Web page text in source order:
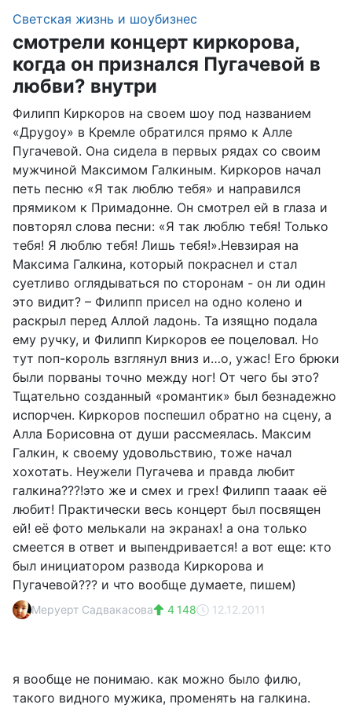
Светская жизнь и шоубизнес
смотрели концерт киркорова,
когда он признался Пугачевой в
любви? внутри
Филипп Киркоров на своем шоу под названием
«Друgoy» в Кремле обратился прямо к Алле
Пугачевой. Она сидела в первых рядах со своим
мужчиной Максимом Галкиным. Киркоров начал
петь песню «Я так люблю тебя» и направился
прямиком к Примадонне. Он смотрел ей в глаза и
повторял слова песни: «Я так люблю тебя! Только
тебя! Я люблю тебя! Лишь тебя!».Невзирая на
Максима Галкина, который покраснел и стал
суетливо оглядываться по сторонам - он ли один
это видит? – Филипп присел на одно колено и
раскрыл перед Аллой ладонь. Та изящно подала
ему ручку, и Филипп Киркоров ее поцеловал. Но
тут поп-король взглянул вниз и…о, ужас! Его брюки
были порваны точно между ног! От чего бы это?
Тщательно созданный «романтик» был безнадежно
испорчен. Киркоров поспешил обратно на сцену, а
Алла Борисовна от души рассмеялась. Максим
Галкин, к своему удовольствию, тоже начал
хохотать. Неужели Пугачева и правда любит
галкина???!это же и смех и грех! Филипп тааак её
любит! Практически весь концерт был посвящен
ей! её фото мелькали на экранах! а она только
смеется в ответ и выпендривается! а вот еще: кто
был инициатором развода Киркорова и
Пугачевой??? и что вообще думаете, пишем)
Меруерт Садвакасова 4 148 12.12.2011
я вообще не понимаю. как можно было филю,
такого видного мужика, променять на галкина.